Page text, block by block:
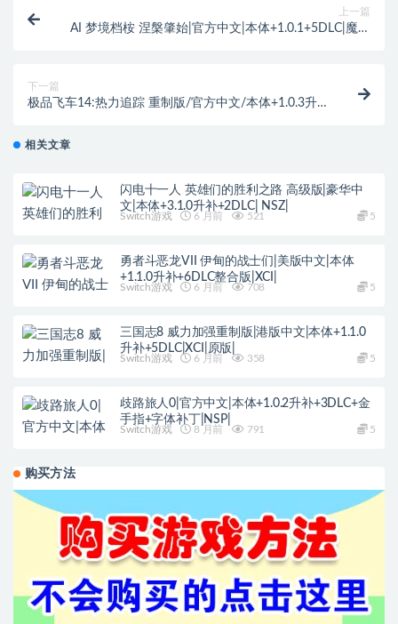
上一篇
AI 梦境档桉 涅槃肇始|官方中文|本体+1.0.1+5DLC|魔改
下一篇
极品飞车14:热力追踪 重制版/官方中文/本体+1.0.3升补
相关文章
闪电十一人 英雄们的胜利之路 高级版|豪华中
文|本体+3.1.0升补+2DLC| NSZ|
Switch游戏 6 月前 521 5
勇者斗恶龙VII 伊甸的战士们|美版中文|本体
+1.1.0升补+6DLC整合版|XCI|
Switch游戏 6 月前 708 5
三国志8 威力加强重制版|港版中文|本体+1.1.0
升补+5DLC|XCI|原版|
Switch游戏 6 月前 358 5
歧路旅人0|官方中文|本体+1.0.2升补+3DLC+金
手指+字体补丁|NSP|
Switch游戏 8 月前 791 5
购买方法